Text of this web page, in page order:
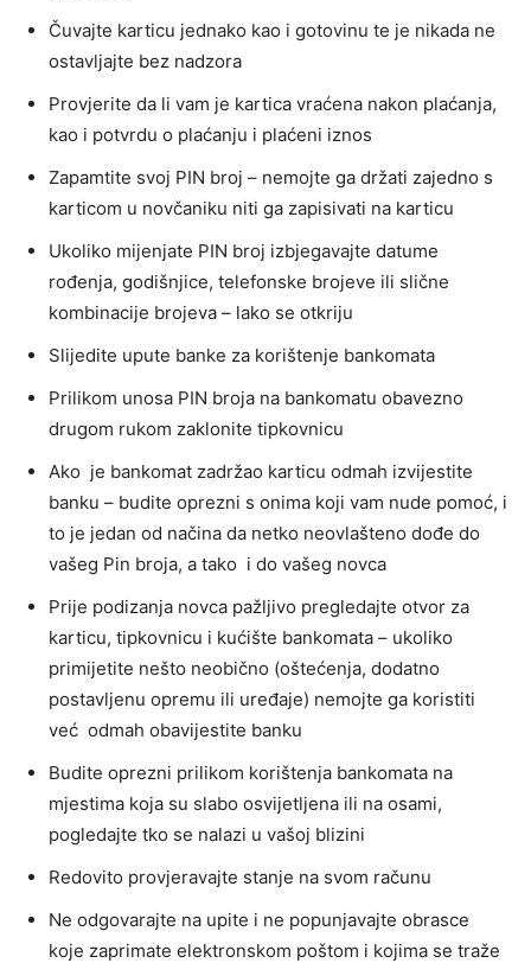
Čuvajte karticu jednako kao i gotovinu te je nikada ne
ostavljajte bez nadzora
Provjerite da li vam je kartica vraćena nakon plaćanja,
kao i potvrdu o plaćanju i plaćeni iznos
Zapamtite svoj PIN broj – nemojte ga držati zajedno s
karticom u novčaniku niti ga zapisivati na karticu
Ukoliko mijenjate PIN broj izbjegavajte datume
rođenja, godišnjice, telefonske brojeve ili slične
kombinacije brojeva – lako se otkriju
Slijedite upute banke za korištenje bankomata
Prilikom unosa PIN broja na bankomatu obavezno
drugom rukom zaklonite tipkovnicu
Ako je bankomat zadržao karticu odmah izvijestite
banku – budite oprezni s onima koji vam nude pomoć, i
to je jedan od načina da netko neovlašteno dođe do
vašeg Pin broja, a tako i do vašeg novca
Prije podizanja novca pažljivo pregledajte otvor za
karticu, tipkovnicu i kućište bankomata – ukoliko
primijetite nešto neobično (oštećenja, dodatno
postavljenu opremu ili uređaje) nemojte ga koristiti
već odmah obavijestite banku
Budite oprezni prilikom korištenja bankomata na
mjestima koja su slabo osvijetljena ili na osami,
pogledajte tko se nalazi u vašoj blizini
Redovito provjeravajte stanje na svom računu
Ne odgovarajte na upite i ne popunjavajte obrasce
koje zaprimate elektronskom poštom i kojima se traže